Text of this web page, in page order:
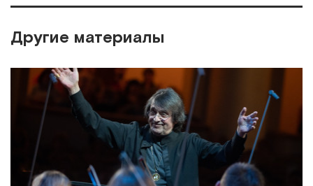
Другие материалы